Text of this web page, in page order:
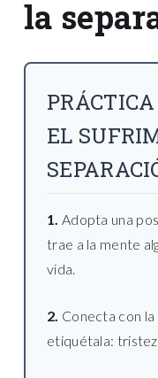
la
EL
1. Adopta una
trae a la mente
vida.
2. Conecta con
etiquétala: